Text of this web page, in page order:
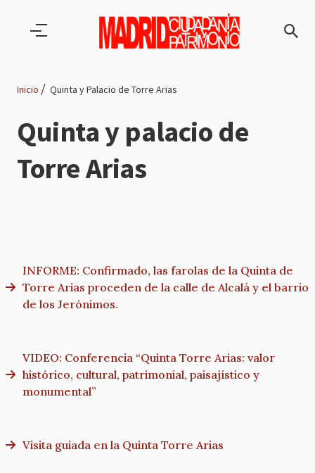
Ruta
de
navegación
Inicio Quinta y Palacio de Torre Arias
Quinta y palacio de
Torre Arias
INFORME: Confirmado, las farolas de la Quinta de
Torre Arias proceden de la calle de Alcalá y el barrio
de los Jerónimos.
VIDEO: Conferencia “Quinta Torre Arias: valor
histórico, cultural, patrimonial, paisajístico y
monumental”
Visita guiada en la Quinta Torre Arias